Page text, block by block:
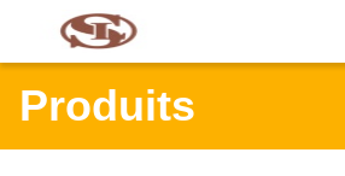
Produits